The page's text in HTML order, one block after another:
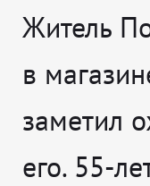
Житель
в
заметил
его. 55-